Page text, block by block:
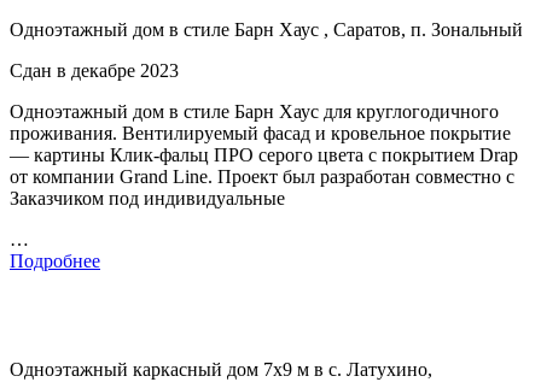
Одноэтажный дом в стиле Барн Хаус , Саратов, п. Зональный
Сдан в декабре 2023
Одноэтажный дом в стиле Барн Хаус для круглогодичного
проживания. Вентилируемый фасад и кровельное покрытие
— картины Клик-фальц ПРО серого цвета с покрытием Drap
от компании Grand Line. Проект был разработан совместно с
Заказчиком под индивидуальные
…
Подробнее
Одноэтажный каркасный дом 7х9 м в с. Латухино,